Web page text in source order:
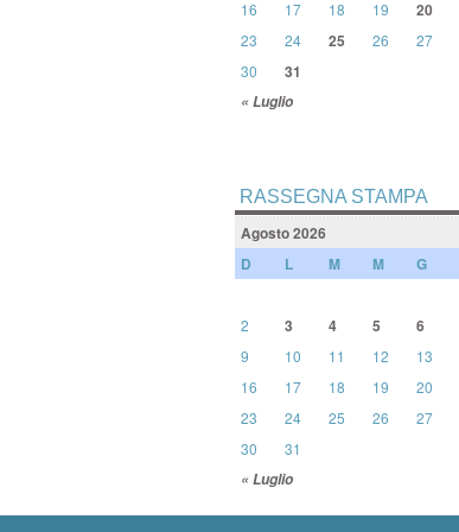
« Luglio
16
17 18 19 20
23
24 25 26 27
30
31
RASSEGNA STAMPA
Agosto 2026
D
L M M G
« Luglio
2
3 4 5 6
9
10 11 12 13
16
17 18 19 20
23
24 25 26 27
30
31